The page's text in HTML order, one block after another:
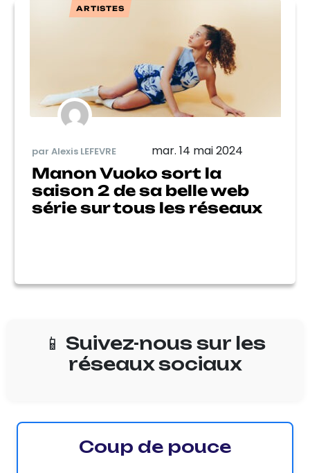
ARTISTES
par Alexis LEFEVRE mar. 14 mai 2024
Manon Vuoko sort la
saison 2 de sa belle web
série sur tous les réseaux
📱 Suivez-nous sur les
réseaux sociaux
Coup de pouce